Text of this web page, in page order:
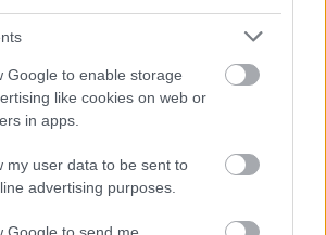
Google to enable storage
like cookies on web or
in apps.
my user data to be sent to
advertising purposes.
adományoddal
működését!